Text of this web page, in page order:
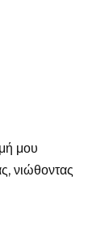
μου
νιώθοντας